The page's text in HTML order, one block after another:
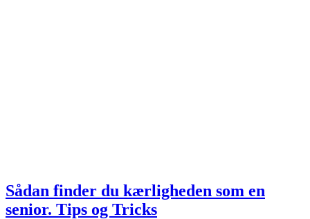
Sådan finder du kærligheden som en
senior. Tips og Tricks